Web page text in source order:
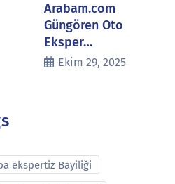
Arabam.com
Güngören Oto
Eksper…
Ekim 29, 2025
ekspertiz Bayiliği